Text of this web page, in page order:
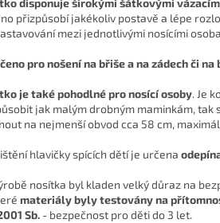
disponuje širokými šátkovými
přizpůsobí jakékoliv postavě a lépe
mezi jednotlivými nosícími
pro nošení na břiše a na zádech či na
je taképohodlné pro nosící osoby. Je
jak malým drobným maminkám,
na nejmenší obvod cca 58 cm,
hlavičky spících dětí je určena
nosítka byl kladen velký důraz na
materiály byly testoványna
Sb. - bezpečnost pro děti do 3 let.